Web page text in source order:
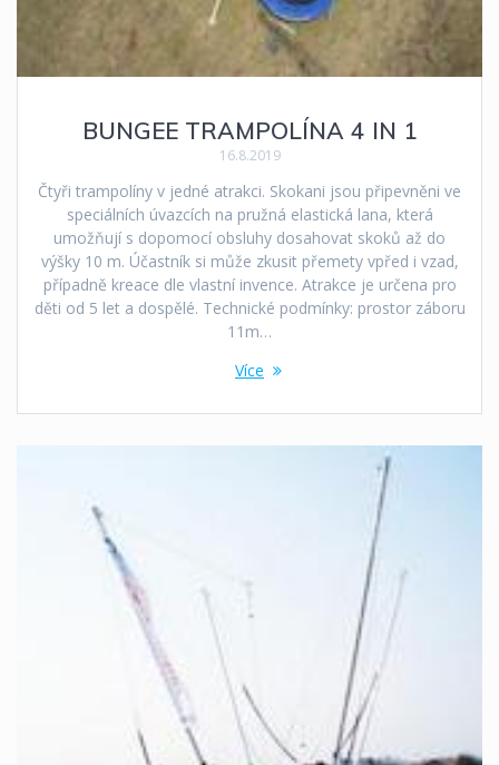
BUNGEE TRAMPOLÍNA 4 IN 1
16.8.2019
Čtyři trampolíny v jedné atrakci. Skokani jsou připevněni ve
speciálních úvazcích na pružná elastická lana, která
umožňují s dopomocí obsluhy dosahovat skoků až do
výšky 10 m. Účastník si může zkusit přemety vpřed i vzad,
případně kreace dle vlastní invence. Atrakce je určena pro
děti od 5 let a dospělé. Technické podmínky: prostor záboru
11m…
Více